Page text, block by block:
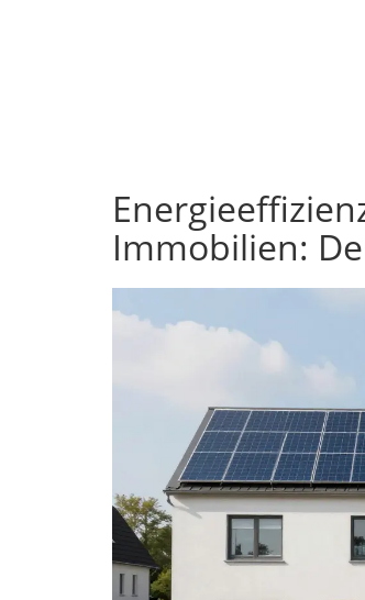
Immobilien: